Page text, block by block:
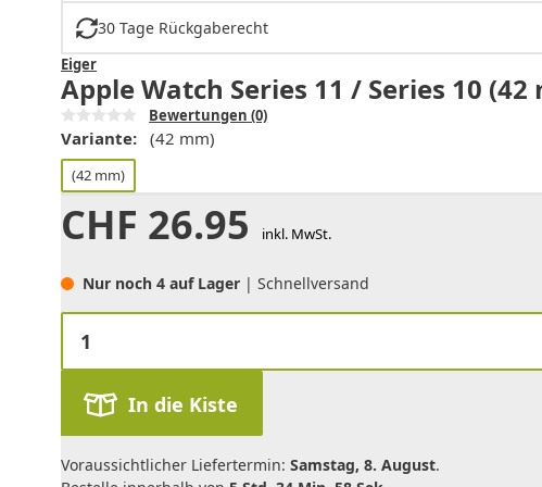
30 Tage Rückgaberecht
Eiger
Apple Watch Series 11 / Series 10
Bewertungen (0)
Variante: (42 mm)
(42 mm)
CHF 26.95 inkl. MwSt.
Nur noch 4 auf Lager | Schnellversand
In die Kiste
Voraussichtlicher Liefertermin: Samstag, 8. August.